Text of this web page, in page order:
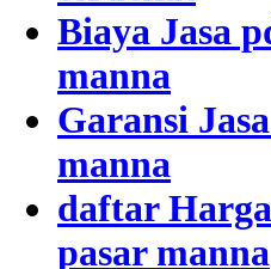
Biaya Jasa
manna
Garansi
manna
daftar
pasar manna